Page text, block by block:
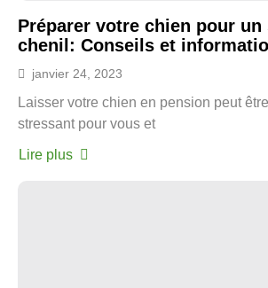
Préparer votre chien pour un
chenil: Conseils et
janvier 24, 2023
Laisser votre chien en pension peut
stressant pour vous et
Lire plus